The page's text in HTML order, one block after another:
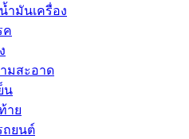
ำมันเครื่อง
ค
มสะอาด
น
าย
ถยนต์